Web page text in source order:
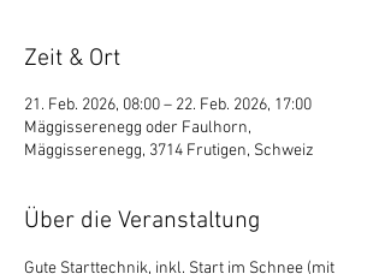
Zeit & Ort
21. Feb. 2026, 08:00 – 22. Feb. 2026, 17:00
Mäggisserenegg oder Faulhorn,
Mäggisserenegg, 3714 Frutigen, Schweiz
Über die Veranstaltung
Gute Starttechnik, inkl. Start im Schnee (mit